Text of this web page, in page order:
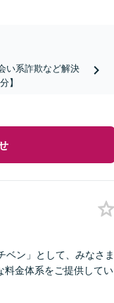
い系詐欺など解決
】
ベン」として、みなさま
料金体系をご提供してい